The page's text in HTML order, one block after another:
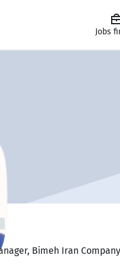
Jobs
Bimeh Iran Company